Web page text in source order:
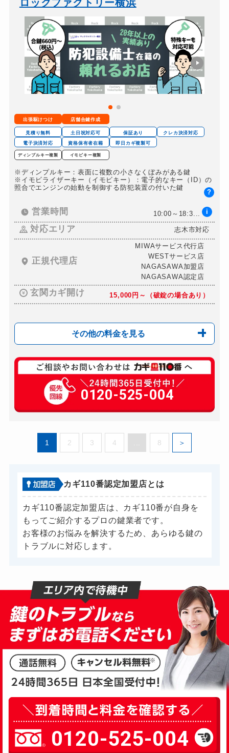
ロックファクトリー横浜
出張駆けつけ 店舗合鍵作成
見積り無料 土日祝対応可 保証あり
クレカ決済対応
電子決済対応
資格保有者在籍 即日カギ複製可
ディンプルキー複製 イモビキー複製
※ディンプルキー：表面に複数の小さなくぼみがある鍵
※イモビライザーキー（イモビキー）：電子的なキー（ID）の
照合でエンジンの始動を制御する防犯装置の付いた鍵
営業時間 10:00～18:3... i
対応エリア 志木市対応
正規代理店
MIWAサービス代行店
WESTサービス店
NAGASAWA加盟店
NAGASAWA認定店
?
玄関カギ開け 15,000円～（破錠の場合あり）
その他の料金を見る
玄関カギ複製 660円(税込)～
玄関カギ開け 15,000円～（破錠の...
玄関カギ修理 12,000円～
玄関カギ交換 12,000円～(部材費...
バイクカギ開け
バイクカギ作成
スーツケースカギ開け
スーツケースカギ作成 別途お見積り
金庫カギ開け
金庫カギ交換 別途お見積り
ロッカーカギ開け 15,000円～
ドアノブカギ開け 15,000円～
ドアノブカギ作成 別途お見積り
ドアノブカギ交換 12,000円～(部材費...
0120-525-004
1 2 3 4 8
カギ110番認定加盟店とは
カギ110番認定加盟店は、カギ110番が自身を
もってご紹介するプロの鍵業者です。
お客様のお悩みを解決するため、あらゆる鍵の
トラブルに対応します。
0120-525-004